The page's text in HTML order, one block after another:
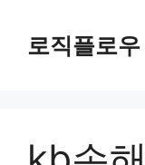
content로직플로우